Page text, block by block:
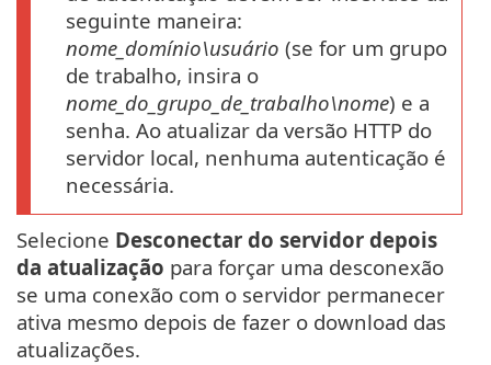
seguinte maneira:
nome_domínio\usuário (se for um grupo
de trabalho, insira o
nome_do_grupo_de_trabalho\nome) e a
senha. Ao atualizar da versão HTTP do
servidor local, nenhuma autenticação é
necessária.
Selecione Desconectar do servidor depois
da atualização para forçar uma desconexão
se uma conexão com o servidor permanecer
ativa mesmo depois de fazer o download das
atualizações.